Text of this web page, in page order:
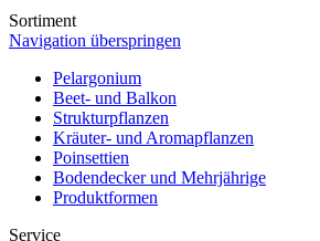
Sortiment
Navigation überspringen
Pelargonium
Beet- und Balkon
Strukturpflanzen
Kräuter- und Aromapflanzen
Poinsettien
Bodendecker und Mehrjährige
Produktformen
Service